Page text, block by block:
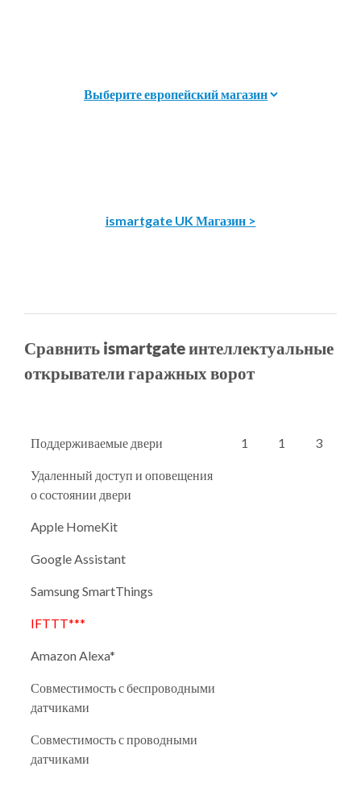
ismartgate UK Магазин >
Сравнить ismartgate интеллектуальные
открыватели гаражных ворот
Поддерживаемые двери 1 1 3
Удаленный доступ и оповещения
о состоянии двери
Apple HomeKit
Google Assistant
Samsung SmartThings
IFTTT***
Amazon Alexa*
Совместимость с беспроводными
датчиками
Совместимость с проводными
датчиками